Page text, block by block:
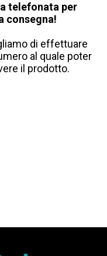
telefonata per
consegna!
di effettuare
al quale poter
il prodotto.